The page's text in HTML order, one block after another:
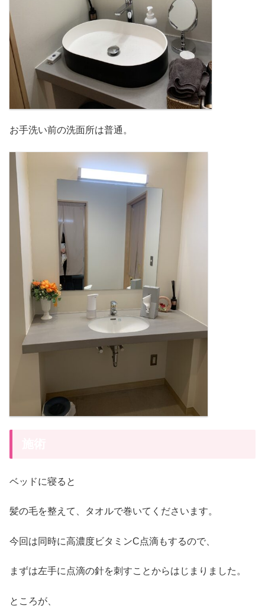
お手洗い前の洗面所は普通。
ベッドに寝ると
髪の毛を整えて、タオルで巻いてくださいます。
今回は同時に高濃度ビタミンC点滴もするので、
まずは左手に点滴の針を刺すことからはじまりました。
ところが、